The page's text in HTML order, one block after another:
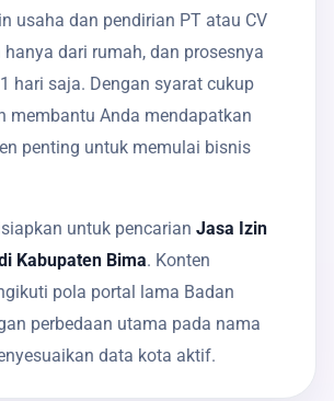
usaha dan pendirian PT atau CV
dari rumah, dan prosesnya
hari saja. Dengan syarat cukup
membantu Anda mendapatkan
penting untuk memulai bisnis
untuk pencarian Jasa Izin
Kabupaten Bima. Konten
pola portal lama Badan
perbedaan utama pada nama
data kota aktif.